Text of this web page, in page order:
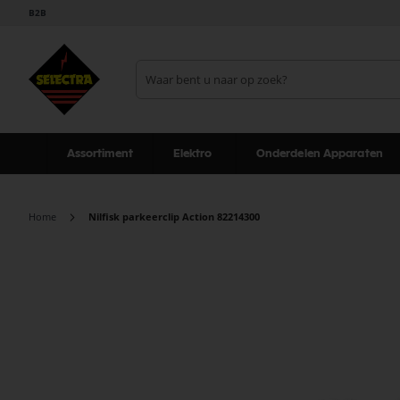
B2B
Assortiment Elektro Onderdelen Apparaten
Home Nilfisk parkeerclip Action 82214300